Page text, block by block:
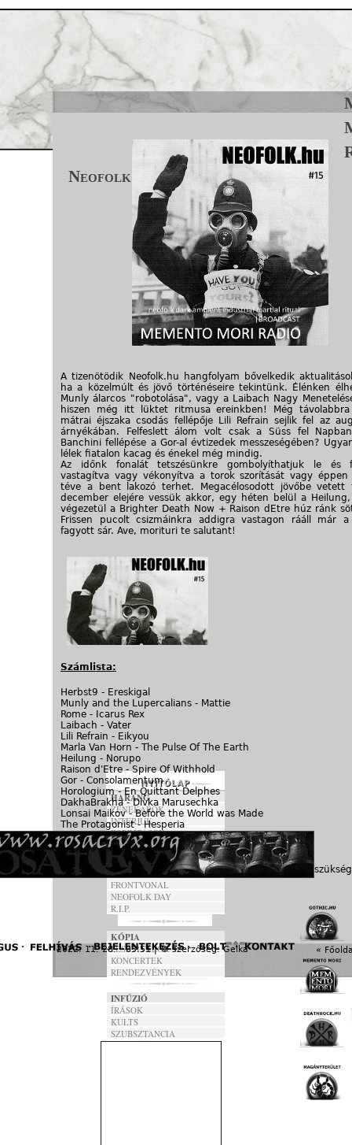
Jump to navigation
Neofolk.hu #15
A tizenötödik Neofolk.hu hangfolyam bővelkedik
ha a közelmúlt és jövő történéseire tekintünk. Élénken
Munly álarcos "robotolása", vagy a Laibach Nagy
hiszen még itt lüktet ritmusa ereinkben! Még
mátrai éjszaka csodás fellépője Lili Refrain sejlik fel az
árnyékában. Felfeslett álom volt csak a Süss fel Napban
Banchini fellépése a Gor-al évtizedek messzeségében?
lélek fiatalon kacag és énekel még mindig.
Az időnk fonalát tetszésünkre gombolyíthatjuk le és
vastagítva vagy vékonyítva a torok szorítását vagy éppen
téve a bent lakozó terhet. Megacélosodott jövőbe vetett
december elejére vessük akkor, egy héten belül a
végezetül a Brighter Death Now + Raison dEtre húz ránk
Frissen pucolt csizmáinkra addigra vastagon rááll már a
fagyott sár. Ave, morituri te salutant!
Számlista:
Herbst9 - Ereskigal
Munly and the Lupercalians - Mattie
Rome - Icarus Rex
Laibach - Vater
Lili Refrain - Eikyou
Marla Van Horn - The Pulse Of The Earth
Heilung - Norupo
Raison d'Etre - Spire Of Withhold
Gor - Consolamentum
Horologium - En Quittant Delphes
DakhaBrakha - Divka Marusechka
Lonsai Maikov - Before the World was Made
The Protagonist - Hesperia
Brighter Death Now - Promises of Death
A hozzászóláshozregisztrációésbejelentkezés
2022. 11. 28. - 05:51 | © szerzőség:Gelka «
HARANG
ZENEKAROK
INTERJÚK
FORDÍTÁSOK
DALSZÖVEGEK
ANNO
FRONTVONAL
NEOFOLK DAY
R.I.P.
KÓPIA
FESZTIVÁLOK
KONCERTEK
RENDEZVÉNYEK
INFÚZIÓ
ÍRÁSOK
KULTS
SZUBSZTANCIA